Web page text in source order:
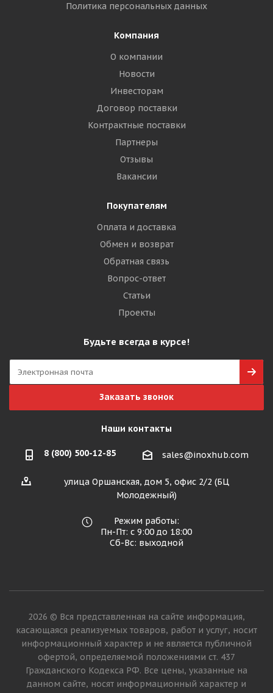
Политика персональных данных
Компания
О компании
Новости
Инвесторам
Договор поставки
Контрактные поставки
Партнеры
Отзывы
Вакансии
Покупателям
Оплата и доставка
Обмен и возврат
Обратная связь
Вопрос-ответ
Статьи
Проекты
Будьте всегда в курсе!
Заказать звонок
Наши контакты
8 (800) 500-12-85 sales@inoxhub.com
улица Оршанская, дом 5, офис 2/2 (БЦ
Молодежный)
Режим работы:
Пн-Пт: с 9:00 до 18:00
Сб-Вс: выходной
2026 © Вся представленная на сайте информация,
касающаяся реализуемых товаров, работ и услуг, носит
информационный характер и не является публичной
офертой, определяемой положениями ст. 437
Гражданского Кодекса РФ. Все цены, указанные на
данном сайте, носят информационный характер и